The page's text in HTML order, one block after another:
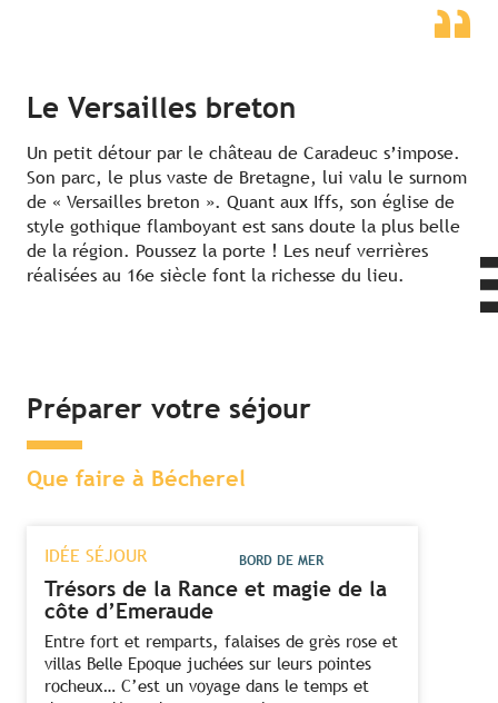
Le Versailles breton
Un petit détour par le château de Caradeuc s’impose.
Son parc, le plus vaste de Bretagne, lui valu le surnom
de « Versailles breton ». Quant aux Iffs, son église de
style gothique flamboyant est sans doute la plus belle
de la région. Poussez la porte ! Les neuf verrières
réalisées au 16e siècle font la richesse du lieu.
Préparer votre séjour
Que faire à Bécherel
BORD DE MER
IDÉE SÉJOUR
Trésors de la Rance et magie de la
côte d’Emeraude
Entre fort et remparts, falaises de grès rose et
villas Belle Epoque juchées sur leurs pointes
rocheux… C’est un voyage dans le temps et